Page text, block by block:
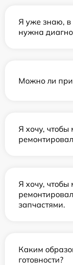
Я уже знаю, в
нужна
Можно ли
Я хочу, чтобы
Я хочу, чтобы
запчастями.
Каким
готовности?